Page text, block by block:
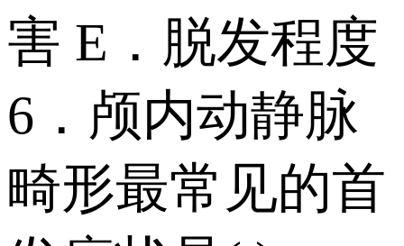
害 E．脱发程度
6．颅内动静脉
畸形最常见的首